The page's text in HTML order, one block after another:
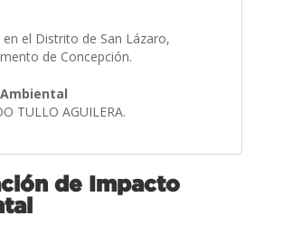
el Distrito de San Lázaro,
de Concepción.
TULLO AGUILERA.
de Impacto